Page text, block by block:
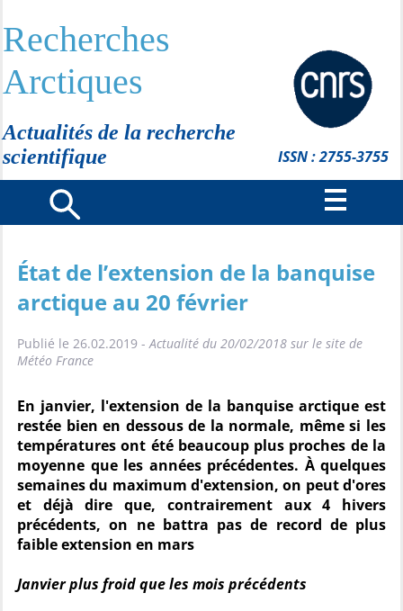
Recherches
Arctiques
Actualités de la recherche
scientifique
ISSN : 2755-3755
État de l’extension de la banquise
arctique au 20 février
Publié le 26.02.2019 -Actualité du 20/02/2018 sur le site de
Météo France
En janvier, l'extension de la banquise arctique est
restée bien en dessous de la normale, même si les
températures ont été beaucoup plus proches de la
moyenne que les années précédentes. À quelques
semaines du maximum d'extension, on peut d'ores
et déjà dire que, contrairement aux 4 hivers
précédents, on ne battra pas de record de plus
faible extension en mars
Janvier plus froid que les mois précédents